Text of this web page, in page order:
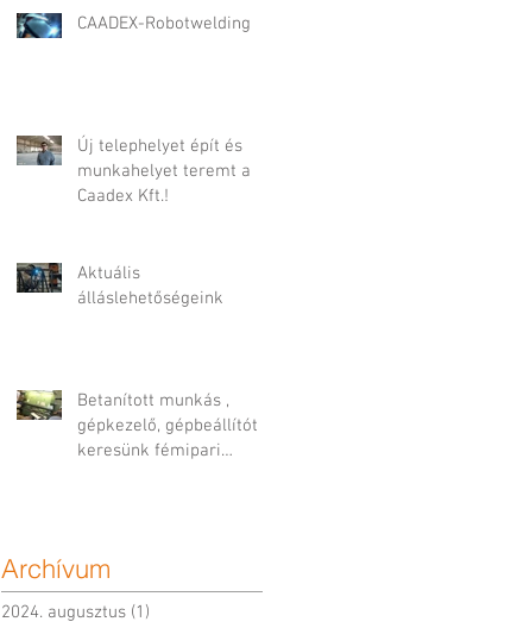
CAADEX-Robotwelding
Új telephelyet épít és
munkahelyet teremt a
Caadex Kft.!
Aktuális
álláslehetőségeink
Betanított munkás ,
gépkezelő, gépbeállítót
keresünk fémipari
Archívum
2024. augusztus (1)